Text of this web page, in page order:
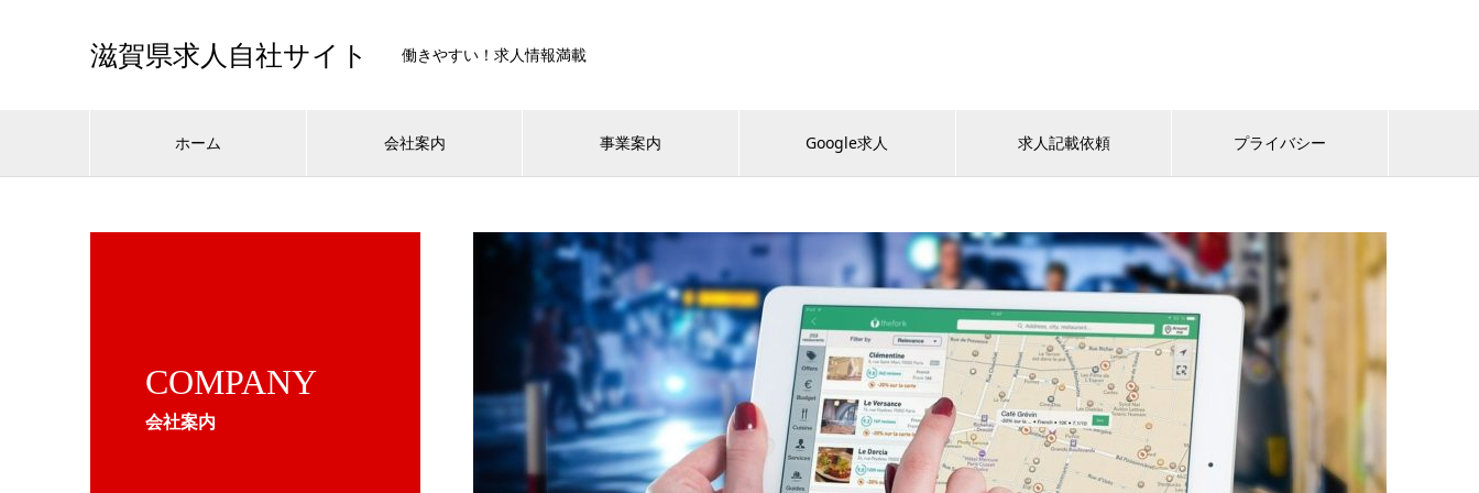
滋賀県求人自社サイト 働きやすい！求人情報満載
ホーム 会社案内 事業案内 Google求人 求人記載依頼 プライバシー
COMPANY
会社案内